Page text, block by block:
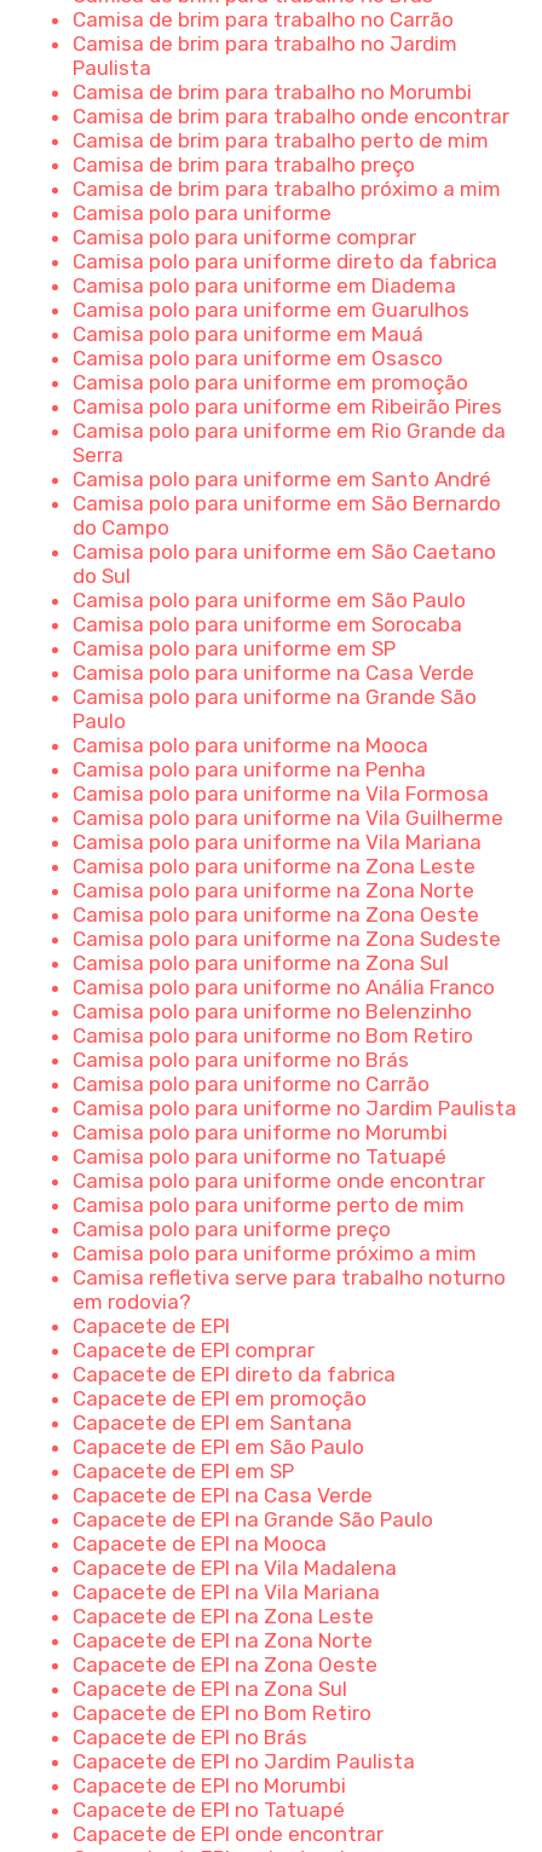
Camisa de brim para trabalho no Carrão
Camisa de brim para trabalho no Jardim
Paulista
Camisa de brim para trabalho no Morumbi
Camisa de brim para trabalho onde encontrar
Camisa de brim para trabalho perto de mim
Camisa de brim para trabalho preço
Camisa de brim para trabalho próximo a mim
Camisa polo para uniforme
Camisa polo para uniforme comprar
Camisa polo para uniforme direto da fabrica
Camisa polo para uniforme em Diadema
Camisa polo para uniforme em Guarulhos
Camisa polo para uniforme em Mauá
Camisa polo para uniforme em Osasco
Camisa polo para uniforme em promoção
Camisa polo para uniforme em Ribeirão Pires
Camisa polo para uniforme em Rio Grande da
Serra
Camisa polo para uniforme em Santo André
Camisa polo para uniforme em São Bernardo
do Campo
Camisa polo para uniforme em São Caetano
do Sul
Camisa polo para uniforme em São Paulo
Camisa polo para uniforme em Sorocaba
Camisa polo para uniforme em SP
Camisa polo para uniforme na Casa Verde
Camisa polo para uniforme na Grande São
Paulo
Camisa polo para uniforme na Mooca
Camisa polo para uniforme na Penha
Camisa polo para uniforme na Vila Formosa
Camisa polo para uniforme na Vila Guilherme
Camisa polo para uniforme na Vila Mariana
Camisa polo para uniforme na Zona Leste
Camisa polo para uniforme na Zona Norte
Camisa polo para uniforme na Zona Oeste
Camisa polo para uniforme na Zona Sudeste
Camisa polo para uniforme na Zona Sul
Camisa polo para uniforme no Anália Franco
Camisa polo para uniforme no Belenzinho
Camisa polo para uniforme no Bom Retiro
Camisa polo para uniforme no Brás
Camisa polo para uniforme no Carrão
Camisa polo para uniforme no Jardim Paulista
Camisa polo para uniforme no Morumbi
Camisa polo para uniforme no Tatuapé
Camisa polo para uniforme onde encontrar
Camisa polo para uniforme perto de mim
Camisa polo para uniforme preço
Camisa polo para uniforme próximo a mim
Camisa refletiva serve para trabalho noturno
em rodovia?
Capacete de EPI
Capacete de EPI comprar
Capacete de EPI direto da fabrica
Capacete de EPI em promoção
Capacete de EPI em Santana
Capacete de EPI em São Paulo
Capacete de EPI em SP
Capacete de EPI na Casa Verde
Capacete de EPI na Grande São Paulo
Capacete de EPI na Mooca
Capacete de EPI na Vila Madalena
Capacete de EPI na Vila Mariana
Capacete de EPI na Zona Leste
Capacete de EPI na Zona Norte
Capacete de EPI na Zona Oeste
Capacete de EPI na Zona Sul
Capacete de EPI no Bom Retiro
Capacete de EPI no Brás
Capacete de EPI no Jardim Paulista
Capacete de EPI no Morumbi
Capacete de EPI no Tatuapé
Capacete de EPI onde encontrar